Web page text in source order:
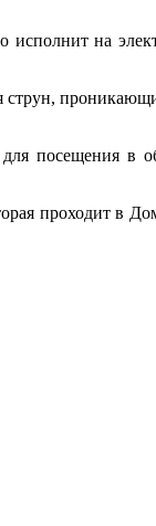
на
струн,
посещения в
проходит в